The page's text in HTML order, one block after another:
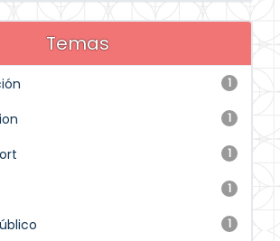
Temas
1
1
1
1
1